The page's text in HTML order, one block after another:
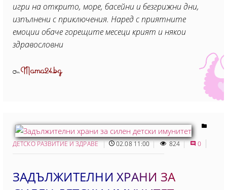
игри на открито, море, басейни и безгрижни дни,
изпълнени с приключения. Наред с приятните
емоции обаче горещите месеци крият и някои
здравословни
ОтMama24.bg
ДЕТСКО РАЗВИТИЕ И ЗДРАВЕ 02.08 11:00 824 0
ЗАДЪЛЖИТЕЛНИ ХРАНИ ЗА